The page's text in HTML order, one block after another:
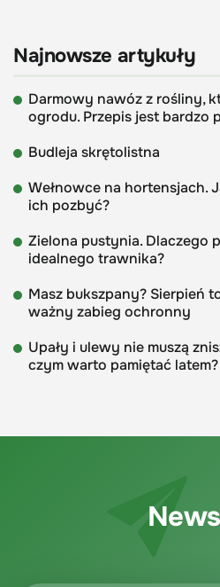
Najnowsze artykuły
Darmowy nawóz z rośliny,
ogrodu. Przepis jest bardzo
Budleja skrętolistna
Wełnowce na hortensjach.
ich pozbyć?
Zielona pustynia. Dlaczego
idealnego trawnika?
Masz bukszpany? Sierpień
ważny zabieg ochronny
Upały i ulewy nie muszą
czym warto pamiętać latem?